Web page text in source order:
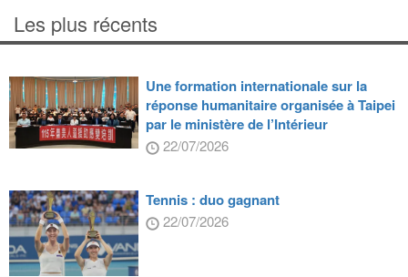
Les plus récents
Une formation internationale sur la
réponse humanitaire organisée à Taipei
par le ministère de l’Intérieur
22/07/2026
Tennis : duo gagnant
22/07/2026